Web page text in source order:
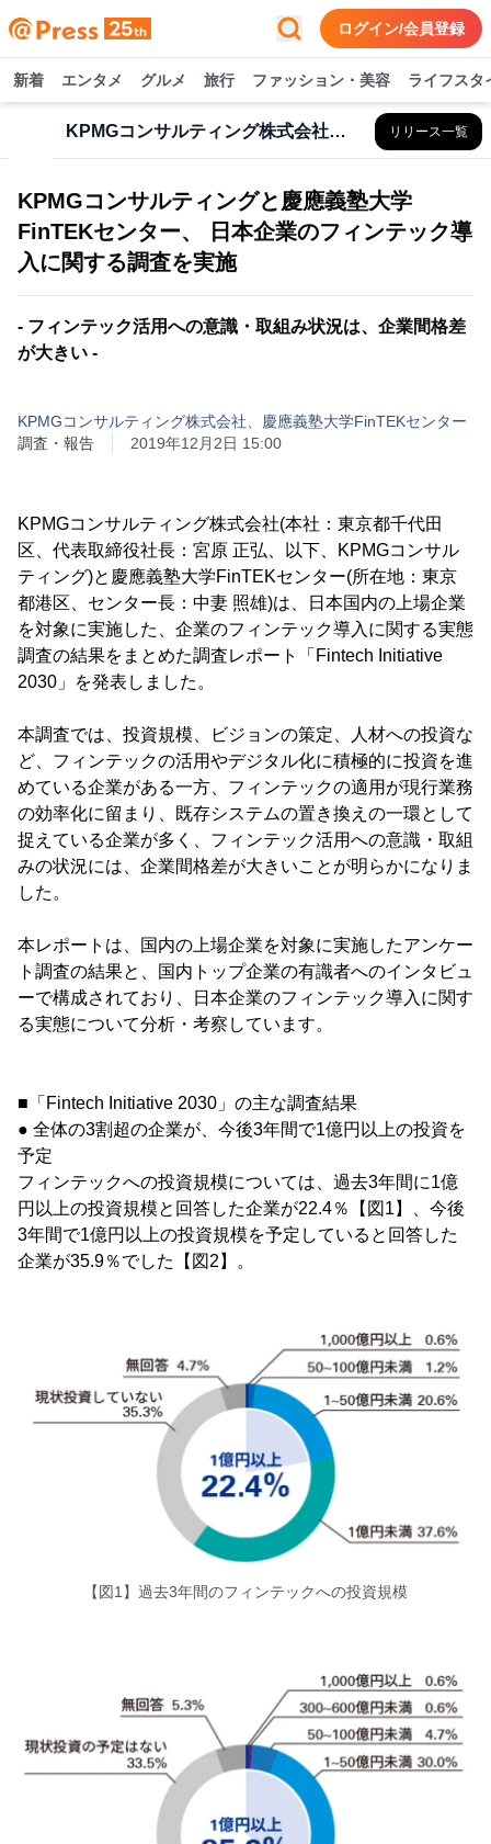
ログイン/会員登録
新着 エンタメ グルメ 旅行 ファッション・美容 ライフスタ
KPMGコンサルティング株式会社、慶應義塾大学FinTEKセンター リリース一覧
KPMGコンサルティングと慶應義塾大学
FinTEKセンター、 日本企業のフィンテック導
入に関する調査を実施
- フィンテック活用への意識・取組み状況は、企業間格差
が大きい -
KPMGコンサルティング株式会社、慶應義塾大学FinTEKセンター
調査・報告
2019年12月2日 15:00
KPMGコンサルティング株式会社(本社：東京都千代田
区、代表取締役社長：宮原 正弘、以下、KPMGコンサル
ティング)と慶應義塾大学FinTEKセンター(所在地：東京
都港区、センター長：中妻 照雄)は、日本国内の上場企業
を対象に実施した、企業のフィンテック導入に関する実態
調査の結果をまとめた調査レポート「Fintech Initiative
2030」を発表しました。
本調査では、投資規模、ビジョンの策定、人材への投資な
ど、フィンテックの活用やデジタル化に積極的に投資を進
めている企業がある一方、フィンテックの適用が現行業務
の効率化に留まり、既存システムの置き換えの一環として
捉えている企業が多く、フィンテック活用への意識・取組
みの状況には、企業間格差が大きいことが明らかになりま
した。
本レポートは、国内の上場企業を対象に実施したアンケー
ト調査の結果と、国内トップ企業の有識者へのインタビュ
ーで構成されており、日本企業のフィンテック導入に関す
る実態について分析・考察しています。
■「Fintech Initiative 2030」の主な調査結果
● 全体の3割超の企業が、今後3年間で1億円以上の投資を
予定
フィンテックへの投資規模については、過去3年間に1億
円以上の投資規模と回答した企業が22.4％【図1】、今後
3年間で1億円以上の投資規模を予定していると回答した
企業が35.9％でした【図2】。
【図1】過去3年間のフィンテックへの投資規模